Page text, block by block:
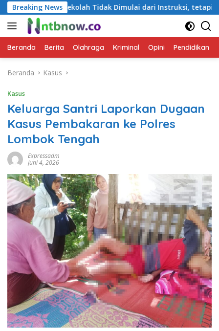
Langsung
ke
konten
Breaking News
Tidak Dimulai dari Instruksi, tetapi dari Cara Berbicara
Beranda Berita Olahraga Kriminal Opini Pendidikan
Beranda Kasus
Kasus
Keluarga Santri Laporkan Dugaan
Kasus Pembakaran ke Polres
Lombok Tengah
Expressadm
Juni 4, 2026